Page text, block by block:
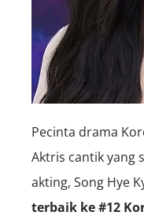
Pecinta drama
Aktris cantik yang
akting, Song Hye
terbaik ke #12